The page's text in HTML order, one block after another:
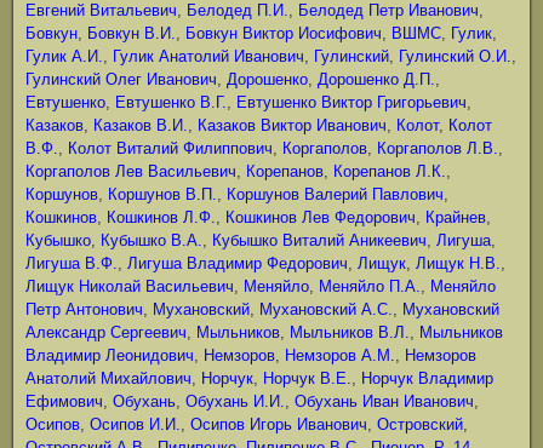
Евгений Витальевич, Белодед П.И., Белодед Петр Иванович,
Бовкун, Бовкун В.И., Бовкун Виктор Иосифович, ВШМС, Гулик,
Гулик А.И., Гулик Анатолий Иванович, Гулинский, Гулинский О.И.,
Гулинский Олег Иванович, Дорошенко, Дорошенко Д.П.,
Евтушенко, Евтушенко В.Г., Евтушенко Виктор Григорьевич,
Казаков, Казаков В.И., Казаков Виктор Иванович, Колот, Колот
В.Ф., Колот Виталий Филиппович, Коргаполов, Коргаполов Л.В.,
Коргаполов Лев Васильевич, Корепанов, Корепанов Л.К.,
Коршунов, Коршунов В.П., Коршунов Валерий Павлович,
Кошкинов, Кошкинов Л.Ф., Кошкинов Лев Федорович, Крайнев,
Кубышко, Кубышко В.А., Кубышко Виталий Аникеевич, Лигуша,
Лигуша В.Ф., Лигуша Владимир Федорович, Лищук, Лищук Н.В.,
Лищук Николай Васильевич, Меняйло, Меняйло П.А., Меняйло
Петр Антонович, Мухановский, Мухановский А.С., Мухановский
Александр Сергеевич, Мыльников, Мыльников В.Л., Мыльников
Владимир Леонидович, Немзоров, Немзоров А.М., Немзоров
Анатолий Михайлович, Норчук, Норчук В.Е., Норчук Владимир
Ефимович, Обухань, Обухань И.И., Обухань Иван Иванович,
Осипов, Осипов И.И., Осипов Игорь Иванович, Островский,